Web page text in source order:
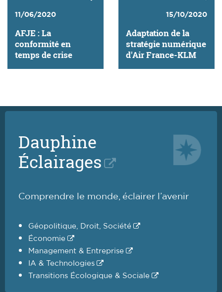
11/06/2020
AFJE : La
conformité en
temps de crise
15/10/2020
Adaptation de la
stratégie numérique
d'Air France-KLM
Dauphine
Éclairages
Comprendre le monde, éclairer l’avenir
Géopolitique, Droit, Société
Économie
Management & Entreprise
IA & Technologies
Transitions Écologique & Sociale